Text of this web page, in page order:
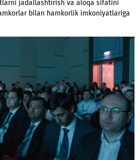
- 2030" strategiyasi va
erkinlashtirish kabi asosiy
e’tibor qaratishdi, shuningdek,
raqamli xizmatlarni rivojlantirish
so‘zlashdi. Infratuzilmani
etish hamda mobil moliyaviy
yo‘nalishlarni rivojlantirish
jadallashtirish va aloqa
hamkorlar bilan hamkorlik